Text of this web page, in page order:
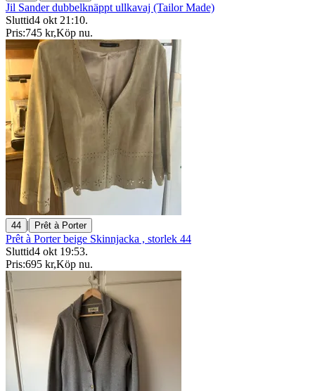
Jil Sander dubbelknäppt ullkavaj (Tailor Made)
Sluttid4 okt 21:10.
Pris:745 kr,Köp nu.
44 | Prêt à Porter
Prêt à Porter beige Skinnjacka , storlek 44
Sluttid4 okt 19:53.
Pris:695 kr,Köp nu.